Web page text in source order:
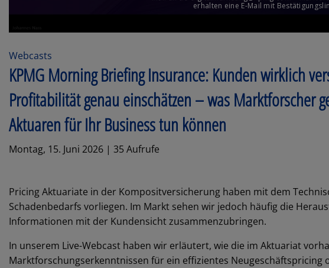
Webcasts
KPMG Morning Briefing Insurance: Kunden wirklich
Profitabilität genau einschätzen – was Marktforscher
Aktuaren für Ihr Business tun können
Montag, 15. Juni 2026 | 35 Aufrufe
Pricing Aktuariate in der Kompositversicherung haben mit dem
Schadenbedarfs vorliegen. Im Markt sehen wir jedoch häufig die
Informationen mit der Kundensicht zusammenzubringen.
In unserem Live-Webcast haben wir erläutert, wie die im Aktuariat
Marktforschungserkenntnissen für ein effizientes